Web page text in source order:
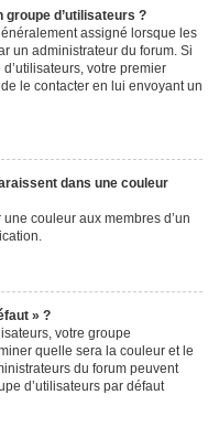
groupe d’utilisateurs ?
assigné lorsque les
un administrateur du forum. Si
votre premier
le contacter en lui envoyant un
dans une couleur
couleur aux membres d’un
» ?
votre groupe
quelle sera la couleur et le
du forum peuvent
d’utilisateurs par défaut